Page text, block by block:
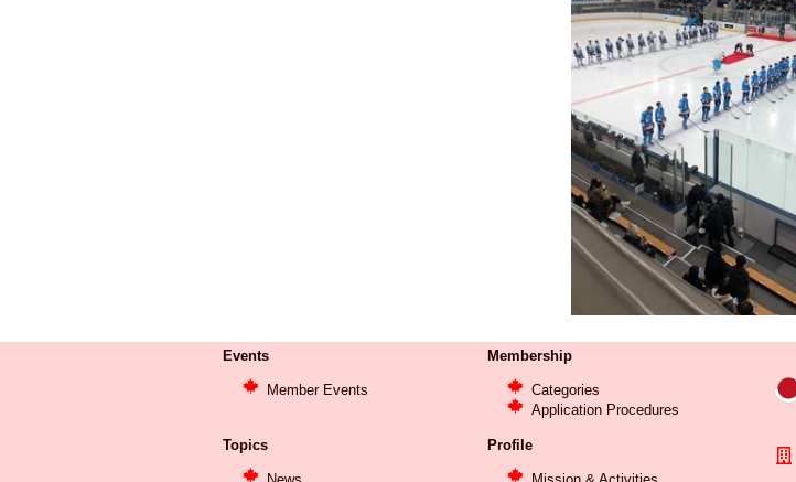
Events
Member Events
Membership
Categories
Application Procedures
Topics Profile